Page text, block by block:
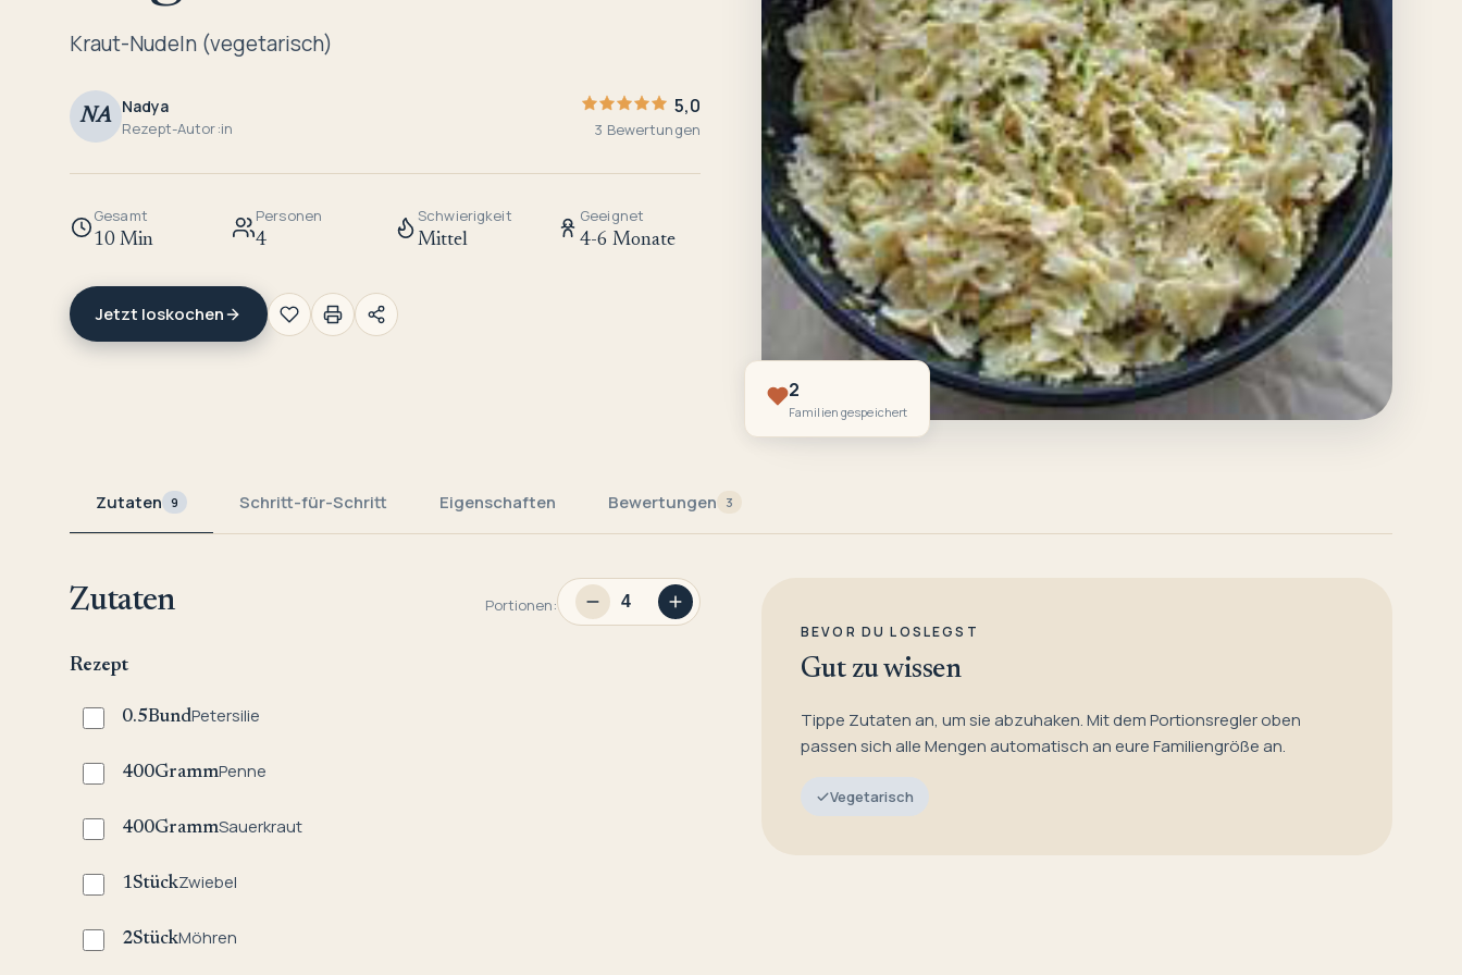
Kraut-Nudeln (vegetarisch)
NA Nadya
Rezept-Autor:in
5,0
3 Bewertungen
Gesamt
10 Min
Personen
4
Schwierigkeit
Mittel
Geeignet
4-6 Monate
Jetzt loskochen
2
Familien gespeichert
Zutaten 9 Schritt-für-Schritt Eigenschaften Bewertungen 3
Zutaten Portionen:
Rezept
0.5BundPetersilie
400GrammPenne
400GrammSauerkraut
1StückZwiebel
2StückMöhren
BEVOR DU LOSLEGST
Gut zu wissen
Tippe Zutaten an, um sie abzuhaken. Mit dem Portionsregler oben
passen sich alle Mengen automatisch an eure Familiengröße an.
Vegetarisch